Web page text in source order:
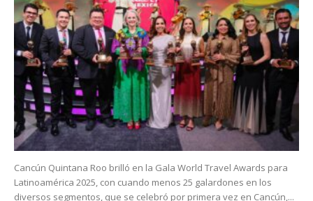
Cancún Quintana Roo brilló en la Gala World Travel Awards para
Latinoamérica 2025, con cuando menos 25 galardones en los
diversos segmentos, que se celebró por primera vez en Cancún,...